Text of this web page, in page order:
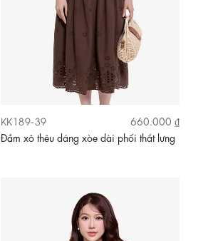
KK189-26
630.000 ₫
Đầm đen hoa nhí dáng xòe tay phồng